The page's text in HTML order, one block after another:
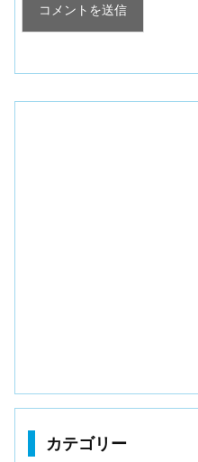
カテゴリー